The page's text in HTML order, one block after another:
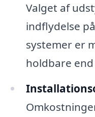
Valget af
indflydelse
systemer er
holdbare